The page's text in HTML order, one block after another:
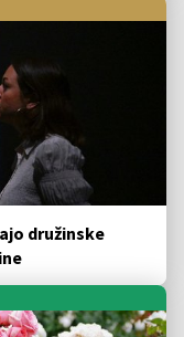
družinske